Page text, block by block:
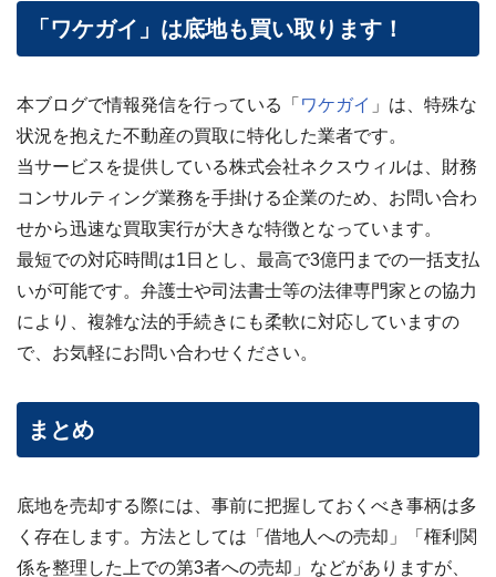
「ワケガイ」は底地も買い取ります！
本ブログで情報発信を行っている「 ワケガイ 」は、特殊な
状況を抱えた不動産の買取に特化した業者です。
当サービスを提供している株式会社ネクスウィルは、財務
コンサルティング業務を手掛ける企業のため、お問い合わ
せから迅速な買取実行が大きな特徴となっています。
最短での対応時間は1日とし、最高で3億円までの一括支払
いが可能です。弁護士や司法書士等の法律専門家との協力
により、複雑な法的手続きにも柔軟に対応していますの
で、お気軽にお問い合わせください。
まとめ
底地を売却する際には、事前に把握しておくべき事柄は多
く存在します。方法としては「借地人への売却」「権利関
係を整理した上での第3者への売却」などがありますが、